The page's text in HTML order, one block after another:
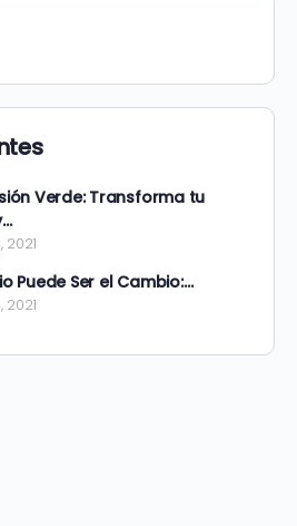
Verde: Transforma tu
Puede Ser el Cambio:…